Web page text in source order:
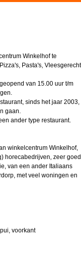
Winkelhof te
Pasta's,
van 15.00 uur t/m
sinds het jaar 2003,
gaan.
ander type restaurant.
winkelcentrum Winkelhof,
horecabedrijven, zeer
van een ander Italiaans
met veel woningen en
voorkant